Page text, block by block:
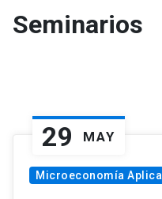
Seminarios
29 MAY
Microeconomía